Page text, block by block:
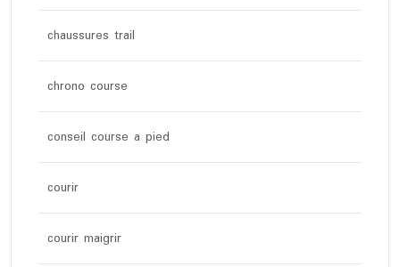
chaussures trail
chrono course
conseil course a pied
courir
courir maigrir